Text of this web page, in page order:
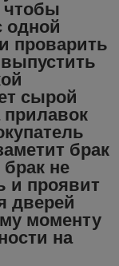
чтобы
одной
проварить
сырой
брак
не
и проявит
дверей
моменту
на